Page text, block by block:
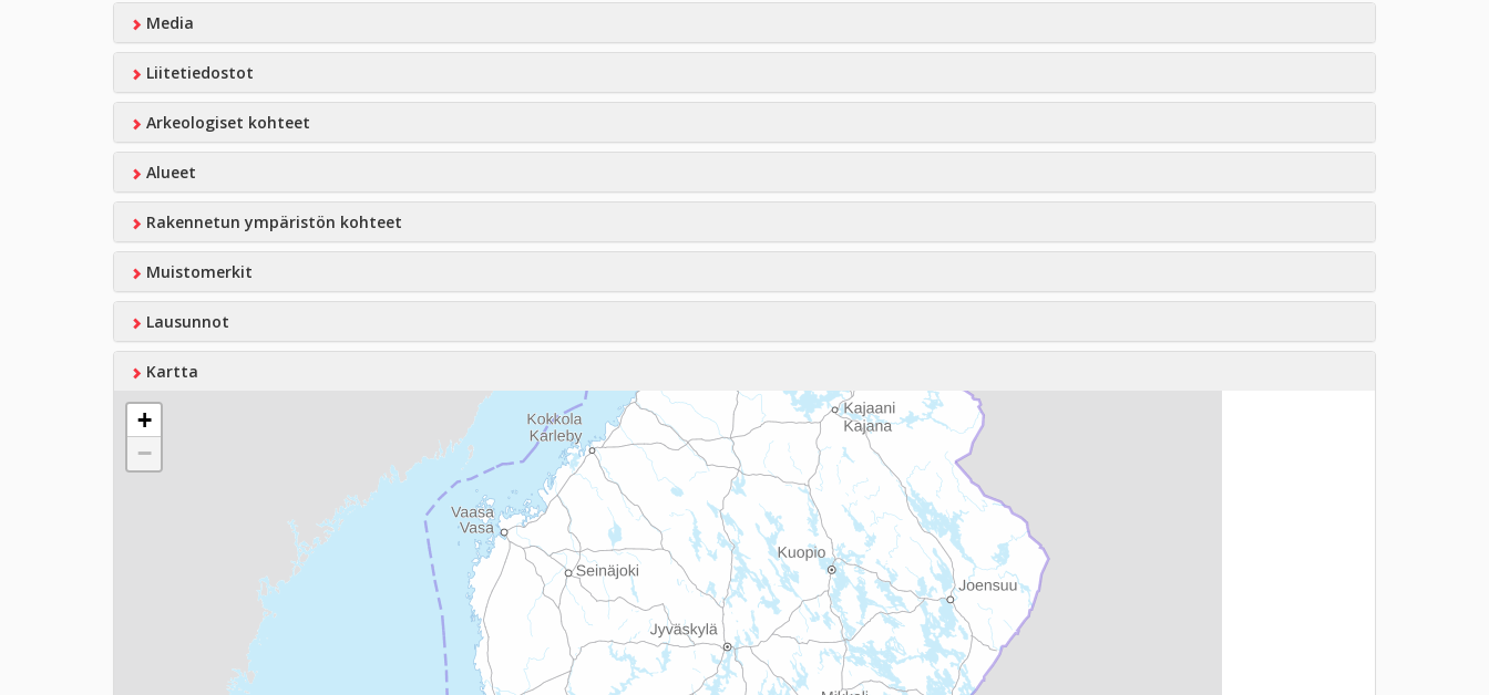
Media
Liitetiedostot
Arkeologiset kohteet
Alueet
Rakennetun ympäristön kohteet
Muistomerkit
Lausunnot
Kartta
+
−